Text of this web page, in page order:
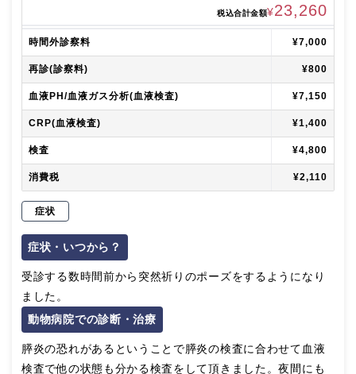
税込合計金額¥23,260
時間外診察料 ¥7,000
再診(診察料) ¥800
血液PH/血液ガス分析(血液検査) ¥7,150
CRP(血液検査) ¥1,400
検査 ¥4,800
消費税 ¥2,110
症状
症状・いつから？
受診する数時間前から突然祈りのポーズをするようになり
ました。
動物病院での診断・治療
膵炎の恐れがあるということで膵炎の検査に合わせて血液
検査で他の状態も分かる検査をして頂きました。夜間にも